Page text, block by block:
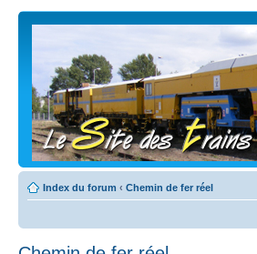
Index du forum ‹ Chemin de fer réel